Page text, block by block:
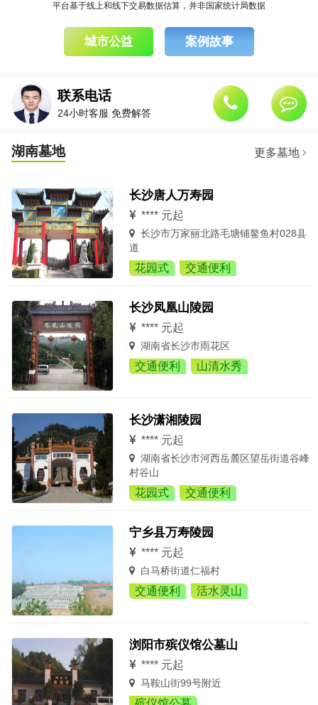
平台基于线上和线下交易数据估算，并非国家统计局数据
城市公益 案例故事
联系电话
24小时客服 免费解答
湖南墓地 更多墓地
长沙唐人万寿园
**** 元起
长沙市万家丽北路毛塘铺鳌鱼村028县
道
花园式 交通便利
长沙凤凰山陵园
**** 元起
湖南省长沙市雨花区
交通便利 山清水秀
长沙潇湘陵园
**** 元起
湖南省长沙市河西岳麓区望岳街道谷峰
村谷山
花园式 交通便利
宁乡县万寿陵园
**** 元起
白马桥街道仁福村
交通便利 活水灵山
浏阳市殡仪馆公墓山
**** 元起
马鞍山街99号附近